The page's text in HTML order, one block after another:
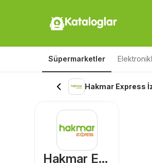
Kataloglar
Süpermarketler
Hakmar Express
Hakmar Express